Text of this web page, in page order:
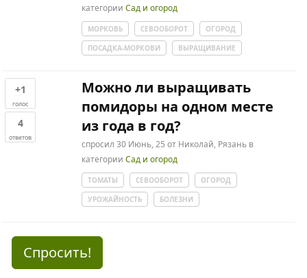
категории Сад и огород
МОРКОВЬ СЕВООБОРОТ
ОГОРОД
ПОСАДКА-МОРКОВИ
ВЫРАЩИВАНИЕ
+1
голос
4
ответов
Можно ли выращивать
помидоры на одном месте
из года в год?
спросил 30 Июнь, 25 от Николай, Рязань в
категории Сад и огород
ТОМАТЫ СЕВООБОРОТ
ОГОРОД
УРОЖАЙНОСТЬ
БОЛЕЗНИ
Спросить!